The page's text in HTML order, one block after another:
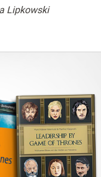
Lipkowski